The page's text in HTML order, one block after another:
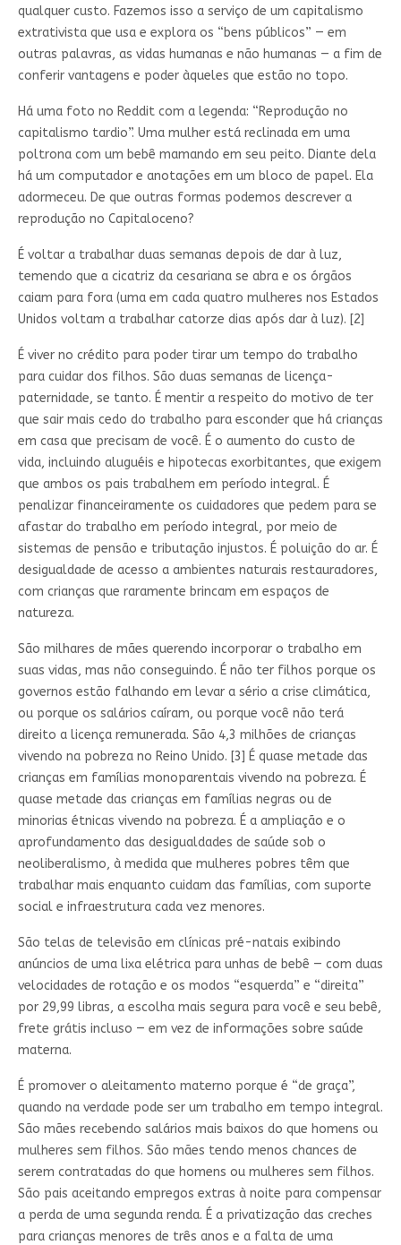
qualquer custo. Fazemos isso a serviço de um capitalismo
extrativista que usa e explora os “bens públicos” — em
outras palavras, as vidas humanas e não humanas — a fim de
conferir vantagens e poder àqueles que estão no topo.
Há uma foto no Reddit com a legenda: “Reprodução no
capitalismo tardio”. Uma mulher está reclinada em uma
poltrona com um bebê mamando em seu peito. Diante dela
há um computador e anotações em um bloco de papel. Ela
adormeceu. De que outras formas podemos descrever a
reprodução no Capitaloceno?
É voltar a trabalhar duas semanas depois de dar à luz,
temendo que a cicatriz da cesariana se abra e os órgãos
caiam para fora (uma em cada quatro mulheres nos Estados
Unidos voltam a trabalhar catorze dias após dar à luz). [2]
É viver no crédito para poder tirar um tempo do trabalho
para cuidar dos filhos. São duas semanas de licença-
paternidade, se tanto. É mentir a respeito do motivo de ter
que sair mais cedo do trabalho para esconder que há crianças
em casa que precisam de você. É o aumento do custo de
vida, incluindo aluguéis e hipotecas exorbitantes, que exigem
que ambos os pais trabalhem em período integral. É
penalizar financeiramente os cuidadores que pedem para se
afastar do trabalho em período integral, por meio de
sistemas de pensão e tributação injustos. É poluição do ar. É
desigualdade de acesso a ambientes naturais restauradores,
com crianças que raramente brincam em espaços de
natureza.
São milhares de mães querendo incorporar o trabalho em
suas vidas, mas não conseguindo. É não ter filhos porque os
governos estão falhando em levar a sério a crise climática,
ou porque os salários caíram, ou porque você não terá
direito a licença remunerada. São 4,3 milhões de crianças
vivendo na pobreza no Reino Unido. [3] É quase metade das
crianças em famílias monoparentais vivendo na pobreza. É
quase metade das crianças em famílias negras ou de
minorias étnicas vivendo na pobreza. É a ampliação e o
aprofundamento das desigualdades de saúde sob o
neoliberalismo, à medida que mulheres pobres têm que
trabalhar mais enquanto cuidam das famílias, com suporte
social e infraestrutura cada vez menores.
São telas de televisão em clínicas pré-natais exibindo
anúncios de uma lixa elétrica para unhas de bebê — com duas
velocidades de rotação e os modos “esquerda” e “direita”
por 29,99 libras, a escolha mais segura para você e seu bebê,
frete grátis incluso — em vez de informações sobre saúde
materna.
É promover o aleitamento materno porque é “de graça”,
quando na verdade pode ser um trabalho em tempo integral.
São mães recebendo salários mais baixos do que homens ou
mulheres sem filhos. São mães tendo menos chances de
serem contratadas do que homens ou mulheres sem filhos.
São pais aceitando empregos extras à noite para compensar
a perda de uma segunda renda. É a privatização das creches
para crianças menores de três anos e a falta de uma